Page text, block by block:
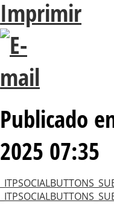
Publicado
2025 07:35